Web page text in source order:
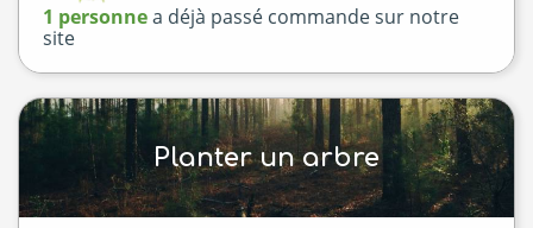
1 personnea déjà passé commande sur notre
site
Planter un arbre